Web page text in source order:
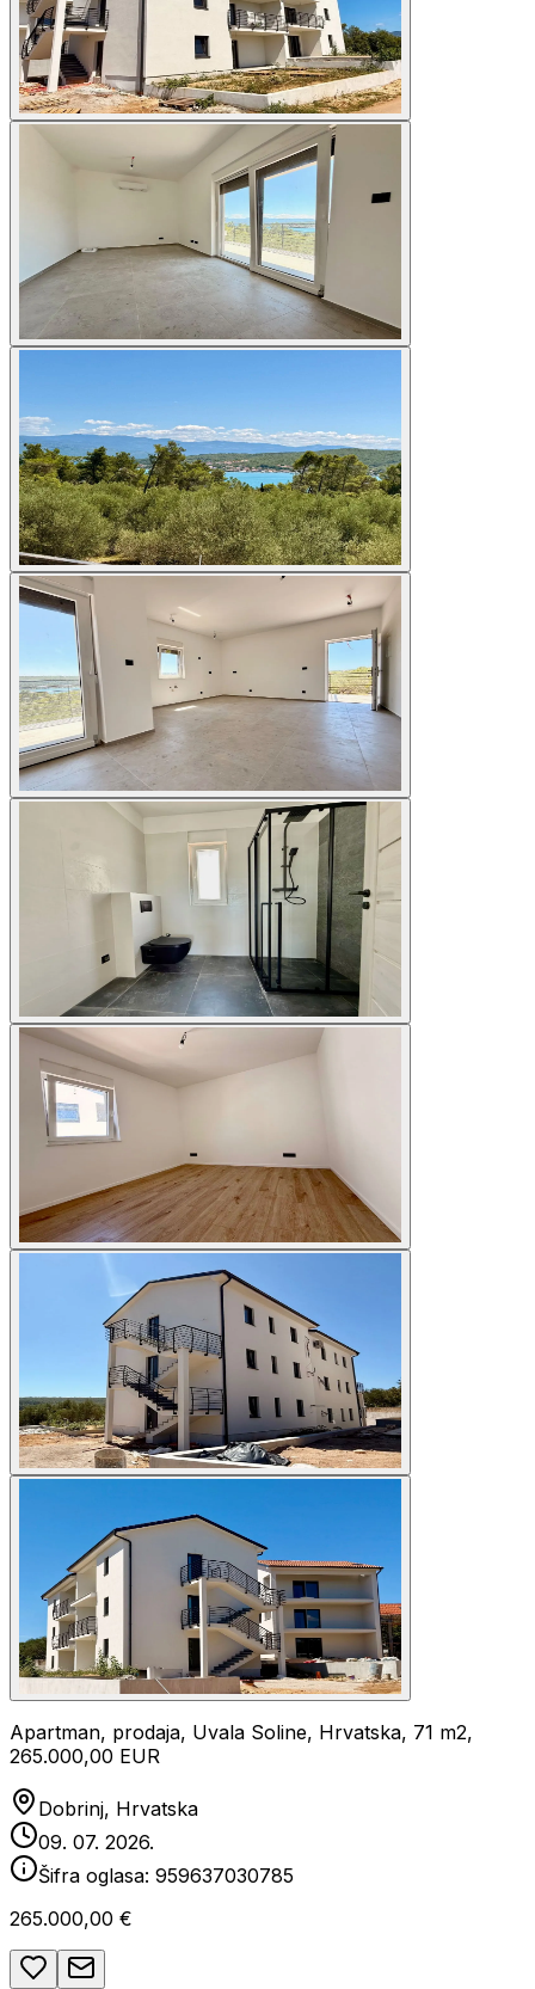
Apartman, prodaja, Uvala Soline, Hrvatska, 71 m2,
265.000,00 EUR
Dobrinj, Hrvatska
09. 07. 2026.
Šifra oglasa: 959637030785
265.000,00 €